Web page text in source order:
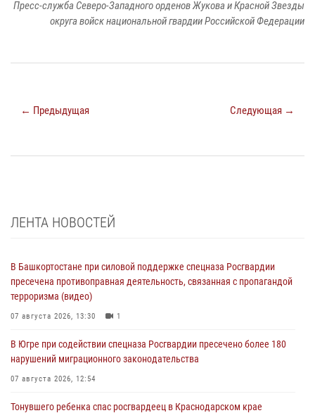
Пресс-служба Северо-Западного орденов Жукова и Красной Звезды
округа войск национальной гвардии Российской Федерации
← Предыдущая Следующая →
ЛЕНТА НОВОСТЕЙ
В Башкортостане при силовой поддержке спецназа Росгвардии
пресечена противоправная деятельность, связанная с пропагандой
терроризма (видео)
07 августа 2026, 13:30 1
В Югре при содействии спецназа Росгвардии пресечено более 180
нарушений миграционного законодательства
07 августа 2026, 12:54
Тонувшего ребенка спас росгвардеец в Краснодарском крае